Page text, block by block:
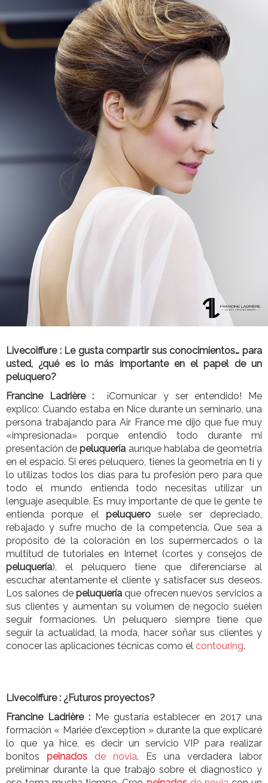
Livecoiffure : Le gusta compartir sus conocimientos… para
usted, ¿qué es lo más importante en el papel de un
peluquero?
Francine Ladrière : ¡Comunicar y ser entendido! Me
explico: Cuando estaba en Nice durante un seminario, una
persona trabajando para Air France me dijo que fue muy
«impresionada» porque entendió todo durante mi
presentación de peluquería aunque hablaba de geometría
en el espacio. Si eres peluquero, tienes la geometría en ti y
lo utilizas todos los días para tu profesión pero para que
todo el mundo entienda todo necesitas utilizar un
lenguaje asequible. Es muy importante de que le gente te
entienda porque el peluquero suele ser depreciado,
rebajado y sufre mucho de la competencia. Que sea a
propósito de la coloración en los supermercados o la
multitud de tutoriales en Internet (cortes y consejos de
peluquería), el peluquero tiene que diferenciarse al
escuchar atentamente el cliente y satisfacer sus deseos.
Los salones de peluquería que ofrecen nuevos servicios a
sus clientes y aumentan su volumen de negocio suelen
seguir formaciones. Un peluquero siempre tiene que
seguir la actualidad, la moda, hacer soñar sus clientes y
conocer las aplicaciones técnicas como el contouring.
Livecoiffure : ¿Futuros proyectos?
Francine Ladrière :Me gustaría establecer en 2017 una
formación « Mariée d'exception » durante la que explicaré
lo que ya hice, es decir un servicio VIP para realizar
bonitos peinados de novia. Es una verdadera labor
preliminar durante la que trabajo sobre el diagnostico y